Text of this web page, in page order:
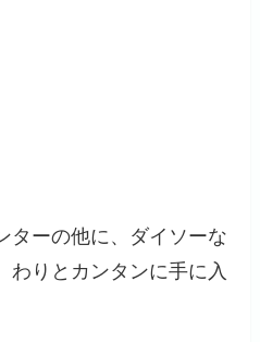
ターの他に、ダイソーな
わりとカンタンに手に入